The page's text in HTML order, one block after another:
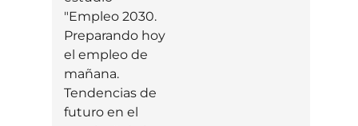
"Empleo 2030.
Preparando hoy
el empleo de
mañana.
Tendencias de
futuro en el